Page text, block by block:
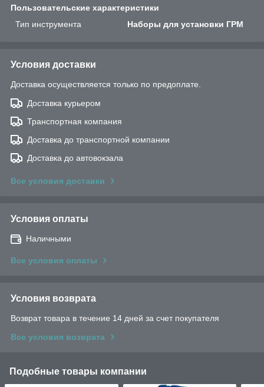
Пользовательские характеристики
Тип инструмента
Наборы для установки ГРМ
Условия доставки
Доставка осуществляется только по предоплате.
Доставка курьером
Транспортная компания
Доставка до транспортной компании
Доставка до автовокзала
Все условия доставки
Условия оплаты
Наличными
Все условия оплаты
Условия возврата
Возврат товара в течение 14 дней за счет покупателя
Все условия возврата
Подобные товары компании